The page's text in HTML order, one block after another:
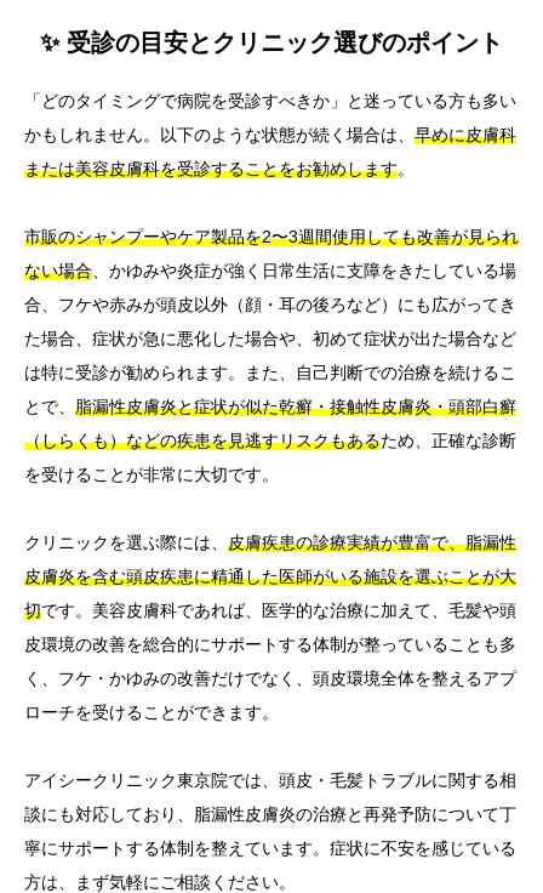
✨ 受診の目安とクリニック選びのポイント
「どのタイミングで病院を受診すべきか」と迷っている方も多い
かもしれません。以下のような状態が続く場合は、 早めに皮膚科
または美容皮膚科を受診することをお勧めします。
市販のシャンプーやケア製品を2〜3週間使用しても改善が見られ
ない場合 、かゆみや炎症が強く日常生活に支障をきたしている場
合、フケや赤みが頭皮以外（顔・耳の後ろなど）にも広がってき
た場合、症状が急に悪化した場合や、初めて症状が出た場合など
は特に受診が勧められます。また、自己判断での治療を続けるこ
とで、 脂漏性皮膚炎と症状が似た乾癬・接触性皮膚炎・頭部白癬
（しらくも）などの疾患を見逃すリスクもあるため、正確な診断
を受けることが非常に大切です。
クリニックを選ぶ際には、 皮膚疾患の診療実績が豊富で、脂漏性
皮膚炎を含む頭皮疾患に精通した医師がいる施設を選ぶことが大
切です。美容皮膚科であれば、医学的な治療に加えて、毛髪や頭
皮環境の改善を総合的にサポートする体制が整っていることも多
く、フケ・かゆみの改善だけでなく、頭皮環境全体を整えるアプ
ローチを受けることができます。
アイシークリニック東京院では、頭皮・毛髪トラブルに関する相
談にも対応しており、脂漏性皮膚炎の治療と再発予防について丁
寧にサポートする体制を整えています。症状に不安を感じている
方は、まず気軽にご相談ください。